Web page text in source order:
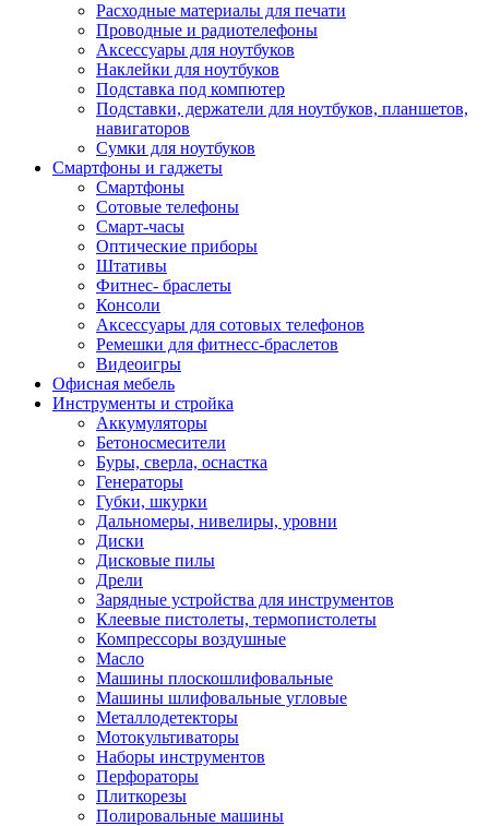
Расходные материалы для печати
Проводные и радиотелефоны
Аксессуары для ноутбуков
Наклейки для ноутбуков
Подставка под компютер
Подставки, держатели для ноутбуков, планшетов,
навигаторов
Сумки для ноутбуков
Смартфоны и гаджеты
Смартфоны
Сотовые телефоны
Смарт-часы
Оптические приборы
Штативы
Фитнес- браслеты
Консоли
Аксессуары для сотовых телефонов
Ремешки для фитнесс-браслетов
Видеоигры
Офисная мебель
Инструменты и стройка
Аккумуляторы
Бетоносмесители
Буры, сверла, оснастка
Генераторы
Губки, шкурки
Дальномеры, нивелиры, уровни
Диски
Дисковые пилы
Дрели
Зарядные устройства для инструментов
Клеевые пистолеты, термопистолеты
Компрессоры воздушные
Масло
Машины плоскошлифовальные
Машины шлифовальные угловые
Металлодетекторы
Мотокультиваторы
Наборы инструментов
Перфораторы
Плиткорезы
Полировальные машины